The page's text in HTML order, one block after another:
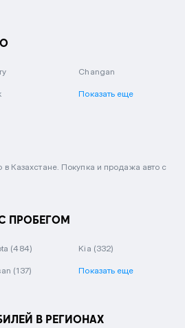
Changan
Показать еще
Казахстане. Покупка и продажа авто с
ПРОБЕГОМ
(484) Kia (332)
(137) Показать еще
В РЕГИОНАХ